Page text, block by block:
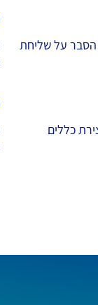
על שליחת
כללים